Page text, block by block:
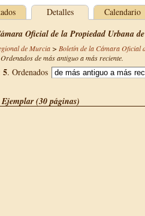
Detalles Calendario
Oficial de la Propiedad Urbana
de Murcia> Boletín de la Cámara
de más antiguo a más reciente.
5. Ordenados
Ejemplar (30 páginas)